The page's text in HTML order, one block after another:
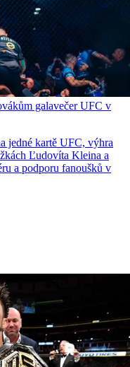
galavečer UFC v
jedné kartě UFC, výhra
Ľudovíta Kleina a
a podporu fanoušků v